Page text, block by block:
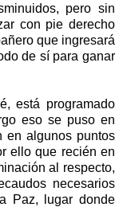
pero sin
con pie derecho
que ingresará
de sí para ganar
está programado
eso se puso en
en algunos puntos
ello que recién en
al respecto,
necesarios
Paz, lugar donde